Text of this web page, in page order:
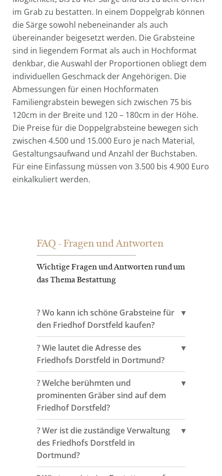
im Grab zu bestatten. In einem Doppelgrab können
die Särge sowohl nebeneinander als auch
übereinander beigesetzt werden. Die Grabsteine
sind in liegendem Format als auch in Hochformat
denkbar, die Auswahl der Proportionen obliegt dem
individuellen Geschmack der Angehörigen. Die
Abmessungen für einen Hochformaten
Familiengrabstein bewegen sich zwischen 75 bis
120cm in der Breite und 120 – 180cm in der Höhe.
Die Preise für die Doppelgrabsteine bewegen sich
zwischen 4.500 und 15.000 Euro je nach Material,
Gestaltungsaufwand und Anzahl der Buchstaben.
Für eine Einfassung müssen von 3.500 bis 4.900 Euro
einkalkuliert werden.
FAQ - Fragen und Antworten
Wichtige Fragen und Antworten rund um
das Thema Bestattung
?️ Wo kann ich schöne Grabsteine für
den Friedhof Dorstfeld kaufen?
?️ Wie lautet die Adresse des
Friedhofs Dorstfeld in Dortmund?
?️ Welche berühmten und
prominenten Gräber sind auf dem
Friedhof Dorstfeld?
?️ Wer ist die zuständige Verwaltung
des Friedhofs Dorstfeld in
Dortmund?